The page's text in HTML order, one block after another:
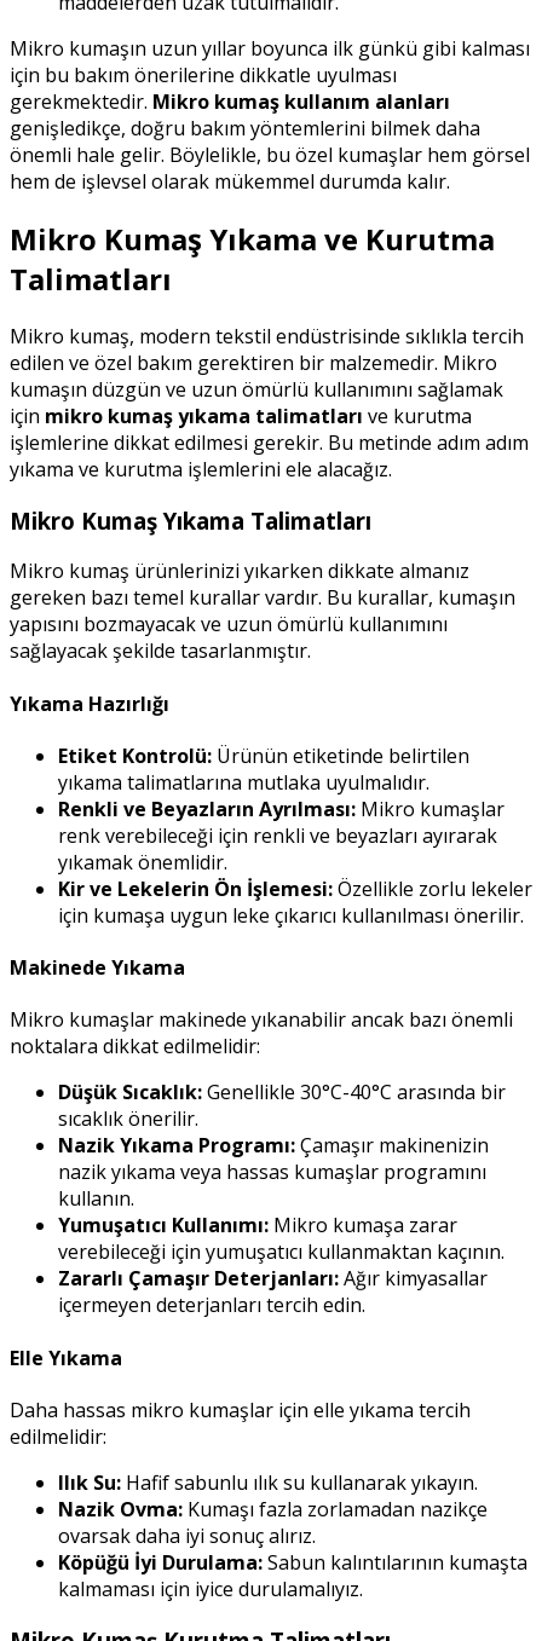
Mikro kumaşın uzun yıllar boyunca ilk günkü gibi kalması
için bu bakım önerilerine dikkatle uyulması
gerekmektedir. Mikro kumaş kullanım alanları
genişledikçe, doğru bakım yöntemlerini bilmek daha
önemli hale gelir. Böylelikle, bu özel kumaşlar hem görsel
hem de işlevsel olarak mükemmel durumda kalır.
Mikro Kumaş Yıkama ve Kurutma
Talimatları
Mikro kumaş, modern tekstil endüstrisinde sıklıkla tercih
edilen ve özel bakım gerektiren bir malzemedir. Mikro
kumaşın düzgün ve uzun ömürlü kullanımını sağlamak
için mikro kumaş yıkama talimatları ve kurutma
işlemlerine dikkat edilmesi gerekir. Bu metinde adım adım
yıkama ve kurutma işlemlerini ele alacağız.
Mikro Kumaş Yıkama Talimatları
Mikro kumaş ürünlerinizi yıkarken dikkate almanız
gereken bazı temel kurallar vardır. Bu kurallar, kumaşın
yapısını bozmayacak ve uzun ömürlü kullanımını
sağlayacak şekilde tasarlanmıştır.
Yıkama Hazırlığı
Etiket Kontrolü: Ürünün etiketinde belirtilen
yıkama talimatlarına mutlaka uyulmalıdır.
Renkli ve Beyazların Ayrılması: Mikro kumaşlar
renk verebileceği için renkli ve beyazları ayırarak
yıkamak önemlidir.
Kir ve Lekelerin Ön İşlemesi:Özellikle zorlu lekeler
için kumaşa uygun leke çıkarıcı kullanılması önerilir.
Makinede Yıkama
Mikro kumaşlar makinede yıkanabilir ancak bazı önemli
noktalara dikkat edilmelidir:
Düşük Sıcaklık:Genellikle 30°C-40°C arasında bir
sıcaklık önerilir.
Nazik Yıkama Programı:Çamaşır makinenizin
nazik yıkama veya hassas kumaşlar programını
kullanın.
Yumuşatıcı Kullanımı: Mikro kumaşa zarar
verebileceği için yumuşatıcı kullanmaktan kaçının.
Zararlı Çamaşır Deterjanları:Ağır kimyasallar
içermeyen deterjanları tercih edin.
Elle Yıkama
Daha hassas mikro kumaşlar için elle yıkama tercih
edilmelidir:
Ilık Su: Hafif sabunlu ılık su kullanarak yıkayın.
Nazik Ovma: Kumaşı fazla zorlamadan nazikçe
ovarsak daha iyi sonuç alırız.
Köpüğü İyi Durulama:Sabun kalıntılarının kumaşta
kalmaması için iyice durulamalıyız.